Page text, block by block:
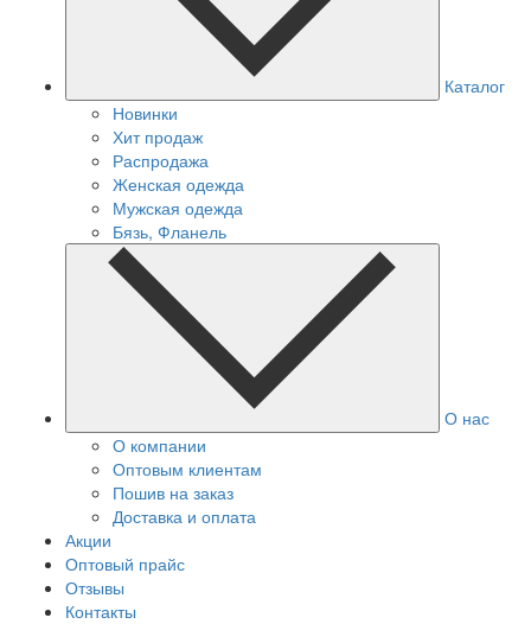
Каталог
Новинки
Хит продаж
Распродажа
Женская одежда
Мужская одежда
Бязь, Фланель
О нас
О компании
Оптовым клиентам
Пошив на заказ
Доставка и оплата
Акции
Оптовый прайс
Отзывы
Контакты